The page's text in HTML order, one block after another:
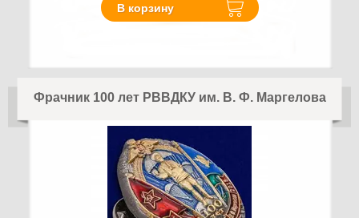
В корзину
Фрачник 100 лет РВВДКУ им. В. Ф. Маргелова